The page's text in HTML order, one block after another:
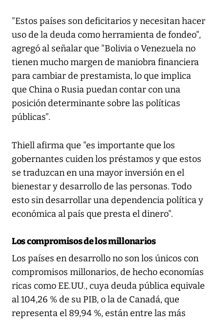
"Estos países son deficitarios y necesitan hacer
uso de la deuda como herramienta de fondeo",
agregó al señalar que "Bolivia o Venezuela no
tienen mucho margen de maniobra financiera
para cambiar de prestamista, lo que implica
que China o Rusia puedan contar con una
posición determinante sobre las políticas
públicas".
Thiell afirma que "es importante que los
gobernantes cuiden los préstamos y que estos
se traduzcan en una mayor inversión en el
bienestar y desarrollo de las personas. Todo
esto sin desarrollar una dependencia política y
económica al país que presta el dinero".
Los compromisos de los millonarios
Los países en desarrollo no son los únicos con
compromisos millonarios, de hecho economías
ricas como EE.UU., cuya deuda pública equivale
al 104,26 % de su PIB, o la de Canadá, que
representa el 89,94 %, están entre las más